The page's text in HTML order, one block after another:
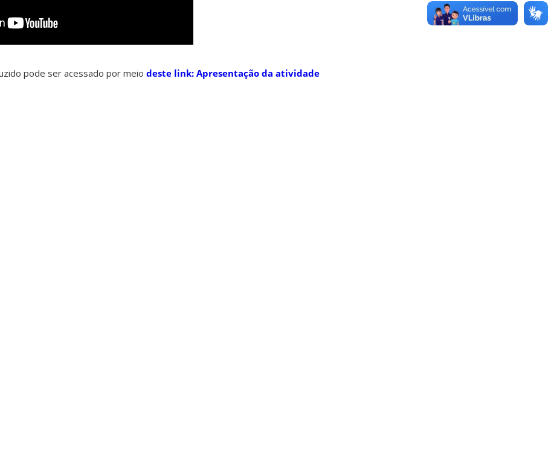
pode ser acessado por meio deste link: Apresentação da atividade